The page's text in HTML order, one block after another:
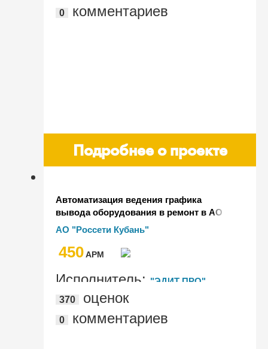
0 комментариев
Подробнее о проекте
Автоматизация ведения графика
вывода оборудования в ремонт в АО
"Россети Кубань" на базе 1С:Энергетика
АО "Россети Кубань"
450AРМ
Исполнитель: "ЭДИТ ПРО"
370
оценок
0 комментариев